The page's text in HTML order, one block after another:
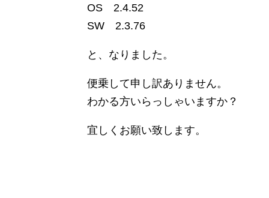
OS 2.4.52
SW 2.3.76
と、なりました。
便乗して申し訳ありません。
わかる方いらっしゃいますか？
宜しくお願い致します。